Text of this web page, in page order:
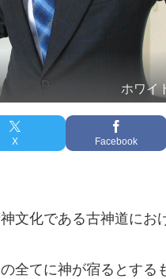
ホワイ
X Facebook
文化である古神道にお
全てに神が宿るとする